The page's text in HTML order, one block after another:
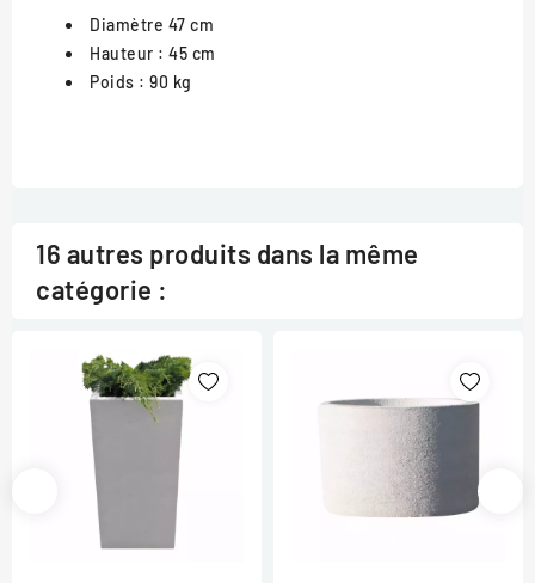
Diamètre 47 cm
Hauteur : 45 cm
Poids : 90 kg
16 autres produits dans la même
catégorie :